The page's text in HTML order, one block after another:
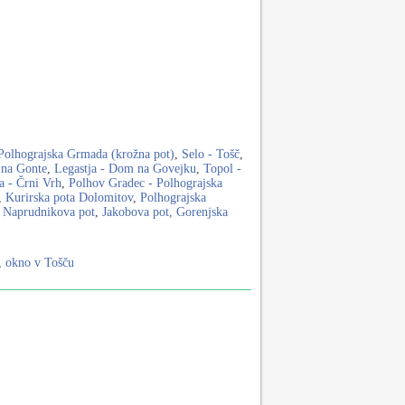
Grmada (krožna pot), Selo - Tošč,
Gonte, Legastja - Dom na Govejku, Topol -
- Črni Vrh, Polhov Gradec - Polhograjska
, Kurirska pota Dolomitov, Polhograjska
pot, Jakobova pot, Gorenjska
, okno v Tošču